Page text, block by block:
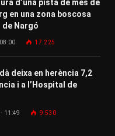
d’una pista de més de
en una zona boscosa
Nargó
17.225
deixa en herència 7,2
i a l’Hospital de
11:49 9.530